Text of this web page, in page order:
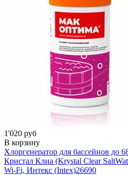
1'020 руб
В корзину
Хлоргенератор для бассейнов до
Кристал Клиа (Krystal Clear
Wi-Fi, Интекс (Intex)26690